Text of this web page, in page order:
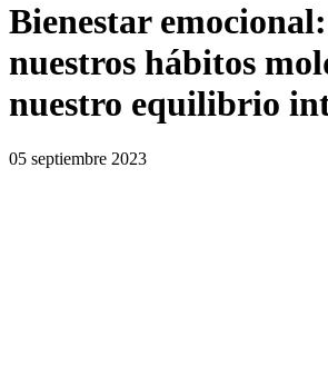
Bienestar
nuestros hábitos
nuestro equilibrio
05 septiembre 2023